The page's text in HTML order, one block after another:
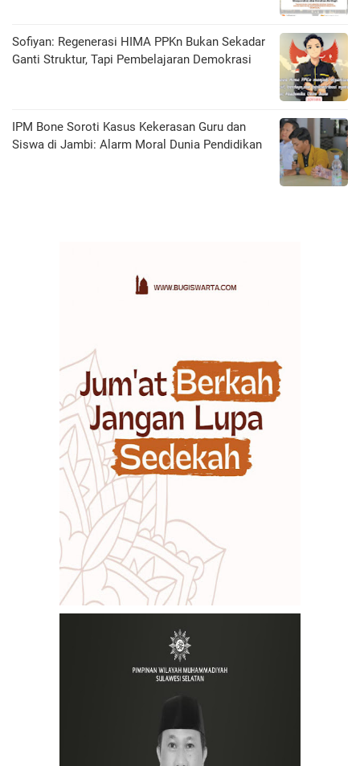
Sofiyan: Regenerasi HIMA PPKn Bukan Sekadar
Ganti Struktur, Tapi Pembelajaran Demokrasi
IPM Bone Soroti Kasus Kekerasan Guru dan
Siswa di Jambi: Alarm Moral Dunia Pendidikan